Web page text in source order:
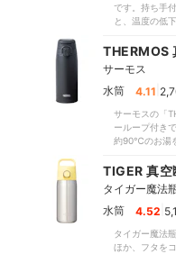
です。持ち手
と、温度の低
手間がかかり
THERMOS
サーモス
水筒
4.11
サーモスの「
ーループ付き
約90℃のお湯
一体型ではな
注意が必要で
ょう。
TIGER 真
タイガー魔法
水筒
4.52
タイガー魔法
ほか、フタを